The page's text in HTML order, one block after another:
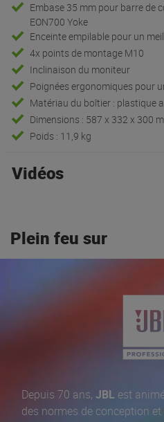
Embase 35 mm pour barre de
EON700 Yoke
Enceinte empilable pour un
4x points de montage M10
Inclinaison du moniteur
Poignées ergonomiques pour
Matériau du boîtier : plastique
Dimensions : 587 x 332 x 300
Poids : 11,9 kg
Vidéos
Plein feu sur
Depuis 70 ans, JBL est
des normes de conception